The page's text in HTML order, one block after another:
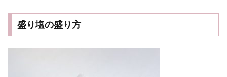
盛り塩の盛り方